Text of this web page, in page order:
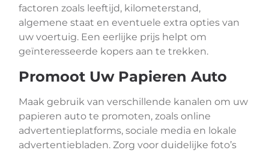
factoren zoals leeftijd, kilometerstand,
algemene staat en eventuele extra opties van
uw voertuig. Een eerlijke prijs helpt om
geïnteresseerde kopers aan te trekken.
Promoot Uw Papieren Auto
Maak gebruik van verschillende kanalen om uw
papieren auto te promoten, zoals online
advertentieplatforms, sociale media en lokale
advertentiebladen. Zorg voor duidelijke foto’s